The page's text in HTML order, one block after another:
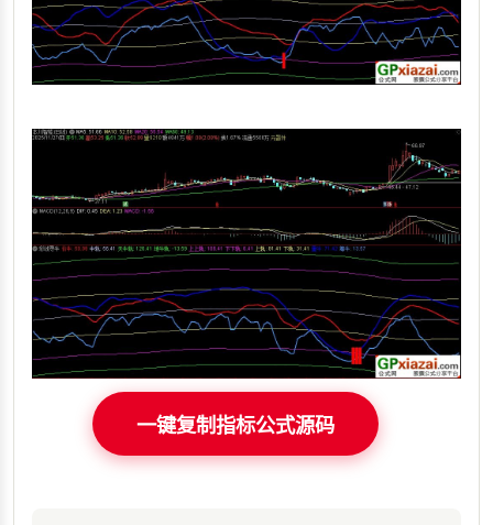
一键复制指标公式源码